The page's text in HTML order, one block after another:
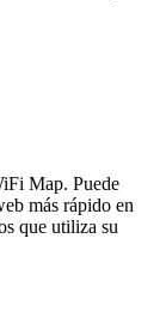
Map. Puede
más rápido en
que utiliza su